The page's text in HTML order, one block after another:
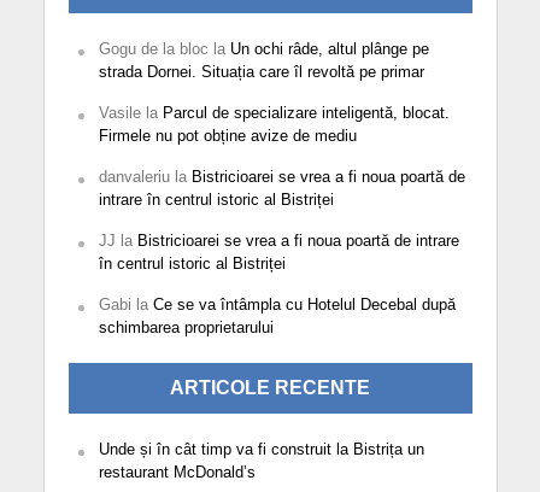
Gogu de la bloc la Un ochi râde, altul plânge pe
strada Dornei. Situația care îl revoltă pe primar
Vasilela Parcul de specializare inteligentă, blocat.
Firmele nu pot obține avize de mediu
danvaleriula Bistricioarei se vrea a fi noua poartă de
intrare în centrul istoric al Bistriței
JJ la Bistricioarei se vrea a fi noua poartă de intrare
în centrul istoric al Bistriței
Gabi la Ce se va întâmpla cu Hotelul Decebal după
schimbarea proprietarului
ARTICOLE RECENTE
Unde și în cât timp va fi construit la Bistrița un
restaurant McDonald’s